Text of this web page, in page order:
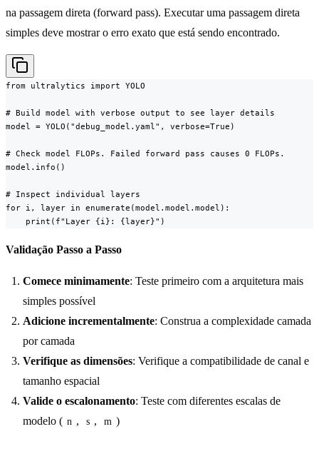
na passagem direta (forward pass). Executar uma passagem direta
simples deve mostrar o erro exato que está sendo encontrado.
from ultralytics import YOLO
# Build model with verbose output to see layer details
model = YOLO("debug_model.yaml", verbose=True)
# Check model FLOPs. Failed forward pass causes 0 FLOPs.
model.info()
# Inspect individual layers
for i, layer in enumerate(model.model.model):
    print(f"Layer {i}: {layer}")
Validação Passo a Passo
Comece minimamente: Teste primeiro com a arquitetura mais
simples possível
Adicione incrementalmente: Construa a complexidade camada
por camada
Verifique as dimensões: Verifique a compatibilidade de canal e
tamanho espacial
Valide o escalonamento: Teste com diferentes escalas de
modelo ( n , s , m )